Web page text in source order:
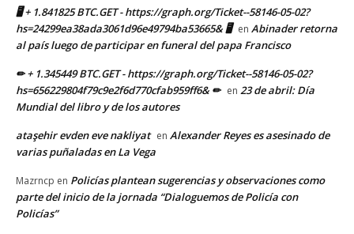
🖥 + 1.841825 BTC.GET - https://graph.org/Ticket--58146-05-02?
hs=24299ea38ada3061d96e49794ba53665& 🖥 en Abinader retorna
al país luego de participar en funeral del papa Francisco
✏ + 1.345449 BTC.GET - https://graph.org/Ticket--58146-05-02?
hs=656229804f79c9e2f6d770cfab959ff6& ✏ en 23 de abril: Día
Mundial del libro y de los autores
ataşehir evden eve nakliyat en Alexander Reyes es asesinado de
varias puñaladas en La Vega
Mazrncp en Policías plantean sugerencias y observaciones como
parte del inicio de la jornada “Dialoguemos de Policía con
Policías”